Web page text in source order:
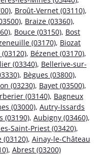
, Broût-Vernet (03110),
, Braize (03360),
, Bouce (03150), Bost
(03170), Biozat
, Bézenet (03170),
(03340), Bellerive-sur-
, Bègues (03800),
(03230), Bayet (03500),
(03140), Bagneux
(03000), Autry-Issards
(03190), Aubigny (03460),
Saint-Priest (03420),
(03120), Ainay-le-Château
, Abrest (03200)